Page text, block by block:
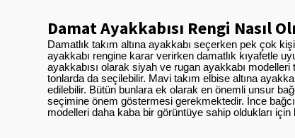
Damat Ayakkabısı Rengi Nasıl
Damatlık takım altına ayakkabı seçerken pek çok
ayakkabı rengine karar verirken damatlık kıyafetle
ayakkabısı olarak siyah ve rugan ayakkabı
tonlarda da seçilebilir. Mavi takım elbise altına
edilebilir. Bütün bunlara ek olarak en önemli unsur
seçimine önem göstermesi gerekmektedir. İnce
modelleri daha kaba bir görüntüye sahip oldukları